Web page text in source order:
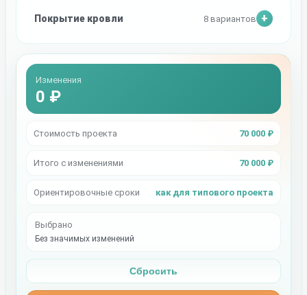
Покрытие кровли 8 вариантов
Изменения
0 ₽
Стоимость проекта 70 000 ₽
Итого с изменениями 70 000 ₽
Ориентировочные сроки как для типового проекта
Выбрано
Без значимых изменений
Сбросить